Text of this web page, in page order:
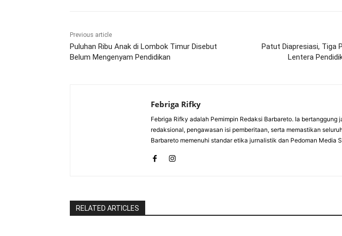
Previous article
Puluhan Ribu Anak di Lombok Timur Disebut
Belum Mengenyam Pendidikan
Patut Diapresiasi, Tiga
Lentera
Febriga Rifky
Febriga Rifky adalah Pemimpin Redaksi Barbareto. Ia bertanggung
redaksional, pengawasan isi pemberitaan, serta memastikan
Barbareto memenuhi standar etika jurnalistik dan Pedoman Media
RELATED ARTICLES